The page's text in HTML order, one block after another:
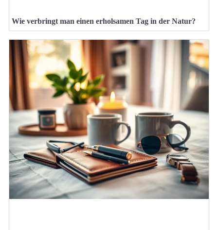
Wie verbringt man einen erholsamen Tag in der Natur?